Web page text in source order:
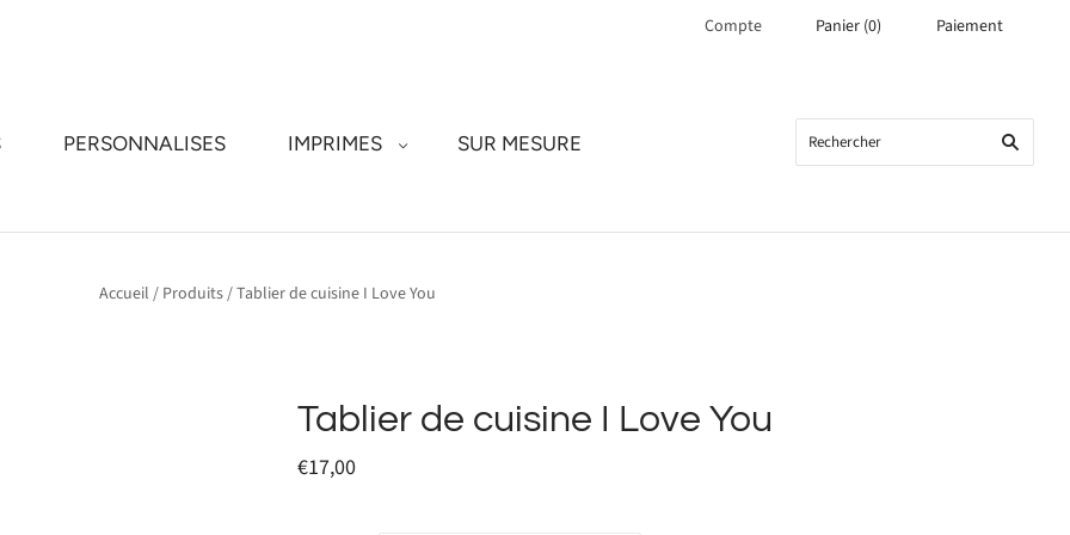
Compte Panier (0) Paiement
PERSONNALISES IMPRIMES SUR MESURE
Accueil / Produits/Tablier de cuisine I Love You
Tablier de cuisine I Love You
€17,00